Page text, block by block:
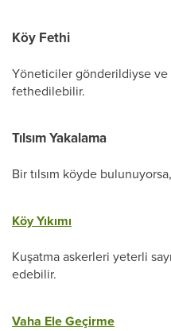
Köy Fethi
Yöneticiler gönderildiyse ve
fethedilebilir.
Tılsım Yakalama
Bir tılsım köyde
Köy Yıkımı
Kuşatma askerleri yeterli
edebilir.
Vaha Ele Geçirme